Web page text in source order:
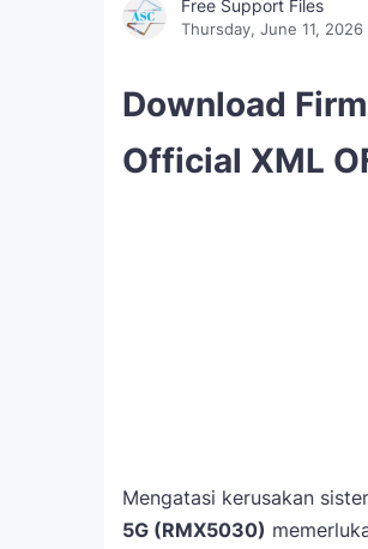
Free Support Files
Thursday, June 11, 2026
Download
Official XML
Mengatasi kerusakan
5G (RMX5030)